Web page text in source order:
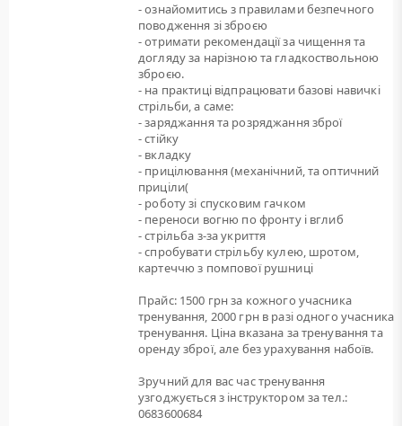
- ознайомитись з правилами безпечного
поводження зі зброєю
- отримати рекомендації за чищення та
догляду за нарізною та гладкоствольною
зброєю.
- на практиці відпрацювати базові навичкі
стрільби, а саме:
- заряджання та розряджання зброї
- стійку
- вкладку
- прицілювання (механічний, та оптичний
приціли(
- роботу зі спусковим гачком
- переноси вогню по фронту і вглиб
- стрільба з-за укриття
- спробувати стрільбу кулею, шротом,
картеччю з помпової рушниці
Прайс: 1500 грн за кожного учасника
тренування, 2000 грн в разі одного учасника
тренування. Ціна вказана за тренування та
оренду зброї, але без урахування набоїв.
Зручний для вас час тренування
узгоджується з інструктором за тел.:
0683600684